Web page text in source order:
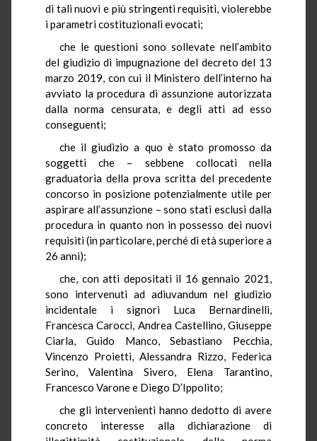
di tali nuovi e più stringenti requisiti, violerebbe
i parametri costituzionali evocati;
che le questioni sono sollevate nell’ambito
del giudizio di impugnazione del decreto del 13
marzo 2019, con cui il Ministero dell’interno ha
avviato la procedura di assunzione autorizzata
dalla norma censurata, e degli atti ad esso
conseguenti;
che il giudizio a quo è stato promosso da
soggetti che – sebbene collocati nella
graduatoria della prova scritta del precedente
concorso in posizione potenzialmente utile per
aspirare all’assunzione – sono stati esclusi dalla
procedura in quanto non in possesso dei nuovi
requisiti (in particolare, perché di età superiore a
26 anni);
che, con atti depositati il 16 gennaio 2021,
sono intervenuti ad adiuvandum nel giudizio
incidentale i signori Luca Bernardinelli,
Francesca Carocci, Andrea Castellino, Giuseppe
Ciarla, Guido Manco, Sebastiano Pecchia,
Vincenzo Proietti, Alessandra Rizzo, Federica
Serino, Valentina Sivero, Elena Tarantino,
Francesco Varone e Diego D’Ippolito;
che gli intervenienti hanno dedotto di avere
concreto interesse alla dichiarazione di